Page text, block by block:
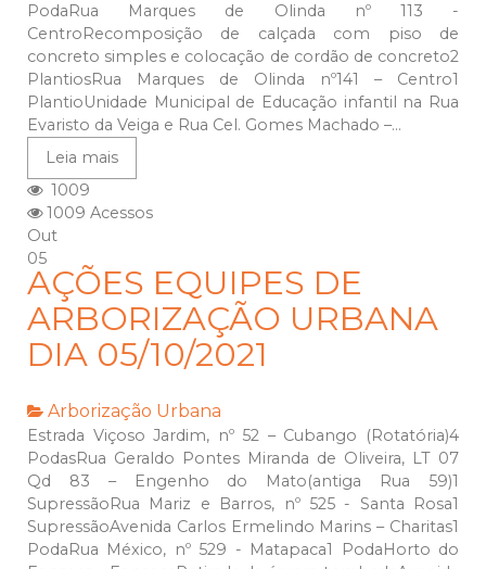
PodaRua Marques de Olinda nº 113 -
CentroRecomposição de calçada com piso de
concreto simples e colocação de cordão de concreto2
PlantiosRua Marques de Olinda nº141 – Centro1
PlantioUnidade Municipal de Educação infantil na Rua
Evaristo da Veiga e Rua Cel. Gomes Machado –...
Leia mais
1009
1009 Acessos
Out
05
AÇÕES EQUIPES DE
ARBORIZAÇÃO URBANA
DIA 05/10/2021
Arborização Urbana
Estrada Viçoso Jardim, nº 52 – Cubango (Rotatória)4
PodasRua Geraldo Pontes Miranda de Oliveira, LT 07
Qd 83 – Engenho do Mato(antiga Rua 59)1
SupressãoRua Mariz e Barros, nº 525 - Santa Rosa1
SupressãoAvenida Carlos Ermelindo Marins – Charitas1
PodaRua México, nº 529 - Matapaca1 PodaHorto do